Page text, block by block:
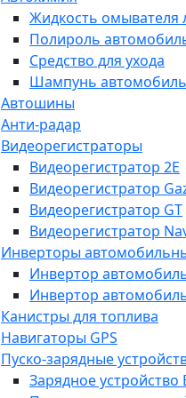
Жидкость омывателя
Полироль
Средство для ухода
Шампунь
Автошины
Анти-радар
Видеорегистраторы
Видеорегистратор 2E
Видеорегистратор
Видеорегистратор GT
Видеорегистратор
Инверторы
Инвертор
Инвертор
Канистры для топлива
Навигаторы GPS
Пуско-зарядные
Зарядное устройство